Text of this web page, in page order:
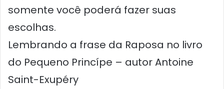
somente você poderá fazer suas
escolhas.
Lembrando a frase da Raposa no livro
do Pequeno Princípe – autor Antoine
Saint-Exupéry